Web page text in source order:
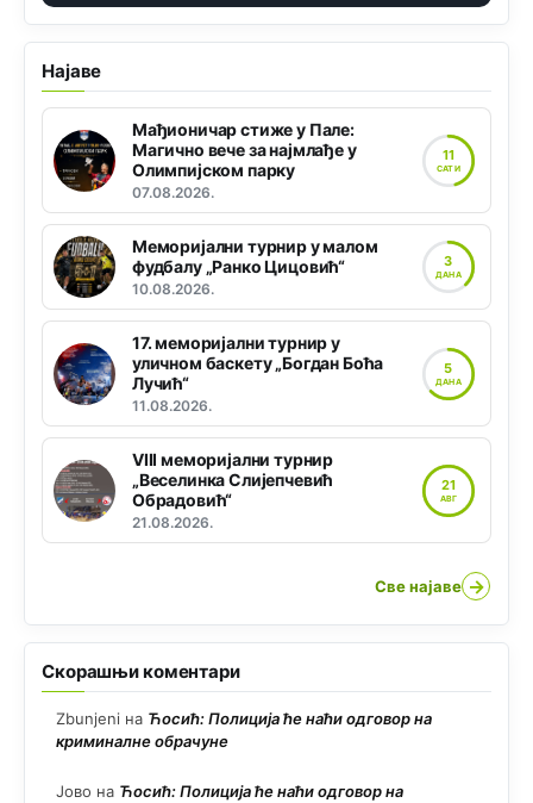
Најаве
Мађионичар стиже у Пале:
Магично вече за најмлађе у
Олимпијском парку
07.08.2026.
11
САТИ
Меморијални турнир у малом
фудбалу „Ранко Цицовић“
10.08.2026.
3
ДАНА
17. меморијални турнир у
уличном баскету „Богдан Боћа
Лучић“
11.08.2026.
5
ДАНА
VIII меморијални турнир
„Веселинка Слијепчевић
Обрадовић“
21.08.2026.
21
АВГ
Све најаве →
Скорашњи коментари
Zbunjeni на Ћосић: Полиција ће наћи одговор на
криминалне обрачуне
Јово на Ћосић: Полиција ће наћи одговор на